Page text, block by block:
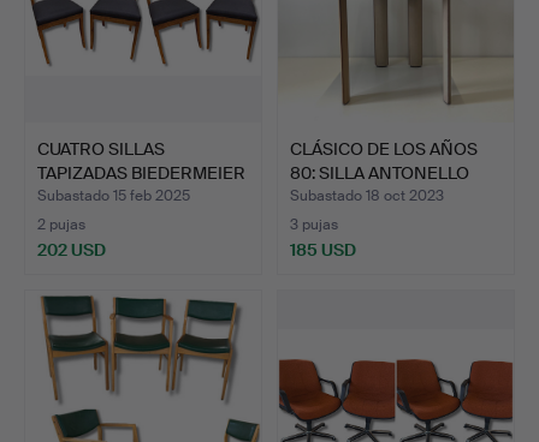
CUATRO SILLAS
TAPIZADAS BIEDERMEIER
ANTIGU…
Subastado 15 feb 2025
2 pujas
202 USD
CLÁSICO DE LOS AÑOS
80: SILLA ANTONELLO
MO…
Subastado 18 oct 2023
3 pujas
185 USD